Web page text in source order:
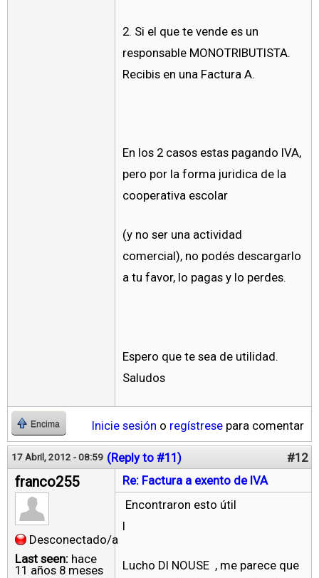
2. Si el que te vende es un
responsable MONOTRIBUTISTA.
Recibis en una Factura A.
En los 2 casos estas pagando IVA,
pero por la forma juridica de la
cooperativa escolar
(y no ser una actividad
comercial), no podés descargarlo
a tu favor, lo pagas y lo perdes.
Espero que te sea de utilidad.
Saludos
Encima Inicie sesión o regístrese para comentar
17 Abril, 2012 - 08:59 (Reply to #11) #12
franco255
Desconectado/a
Last seen: hace
11 años 8 meses
Re: Factura a exento de IVA
Encontraron esto útil
l
Lucho DI NOUSE , me parece que